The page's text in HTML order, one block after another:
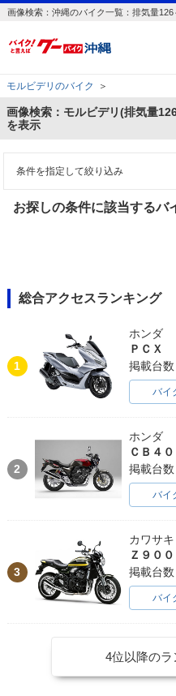
画像検索：沖縄のバイク一覧：排気量
モルビデリのバイク ＞
画像検索：モルビデリ(排気量
を表示
条件を指定して絞り込み
お探しの条件に該当するバ
総合アクセスランキング
1
ホンダ
ＰＣＸ
掲載台
バイ
2
ホンダ
掲載台
バイ
3
カワサキ
Ｚ９０
掲載台
バイ
4位以降のラ